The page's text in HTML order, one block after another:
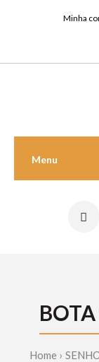
Minha
Menu
Home